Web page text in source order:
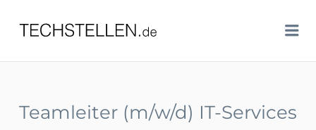
TECHSTELLEN.DE
Teamleiter (m/w/d) IT-Services